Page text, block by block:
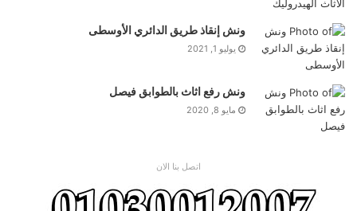
ونش إنقاذ طريق الدائري الأوسطى
يوليو 1, 2021
ونش رفع اثاث بالطوابق فيصل
مايو 8, 2020
اتصل بنا الان